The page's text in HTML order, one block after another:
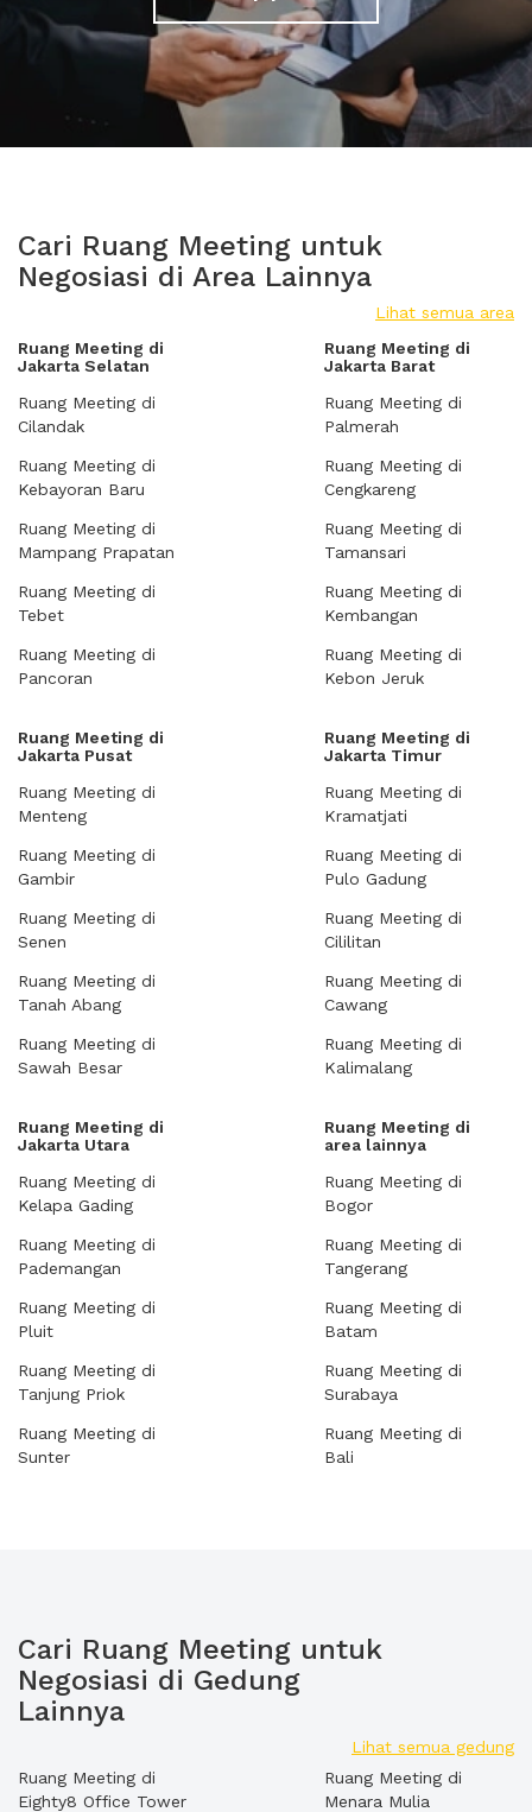
Cari Ruang Meeting untuk
Negosiasi di Area Lainnya
Lihat semua area
Ruang Meeting di
Jakarta Selatan
Ruang Meeting di
Cilandak
Ruang Meeting di
Kebayoran Baru
Ruang Meeting di
Mampang Prapatan
Ruang Meeting di
Tebet
Ruang Meeting di
Pancoran
Ruang Meeting di
Jakarta Barat
Ruang Meeting di
Palmerah
Ruang Meeting di
Cengkareng
Ruang Meeting di
Tamansari
Ruang Meeting di
Kembangan
Ruang Meeting di
Kebon Jeruk
Ruang Meeting di
Jakarta Pusat
Ruang Meeting di
Menteng
Ruang Meeting di
Gambir
Ruang Meeting di
Senen
Ruang Meeting di
Tanah Abang
Ruang Meeting di
Sawah Besar
Ruang Meeting di
Jakarta Timur
Ruang Meeting di
Kramatjati
Ruang Meeting di
Pulo Gadung
Ruang Meeting di
Cililitan
Ruang Meeting di
Cawang
Ruang Meeting di
Kalimalang
Ruang Meeting di
Jakarta Utara
Ruang Meeting di
Kelapa Gading
Ruang Meeting di
Pademangan
Ruang Meeting di
Pluit
Ruang Meeting di
Tanjung Priok
Ruang Meeting di
Sunter
Ruang Meeting di
area lainnya
Ruang Meeting di
Bogor
Ruang Meeting di
Tangerang
Ruang Meeting di
Batam
Ruang Meeting di
Surabaya
Ruang Meeting di
Bali
Cari Ruang Meeting untuk
Negosiasi di Gedung
Lainnya
Lihat semua gedung
Ruang Meeting di
Eighty8 Office Tower
Ruang Meeting di
Menara Mulia